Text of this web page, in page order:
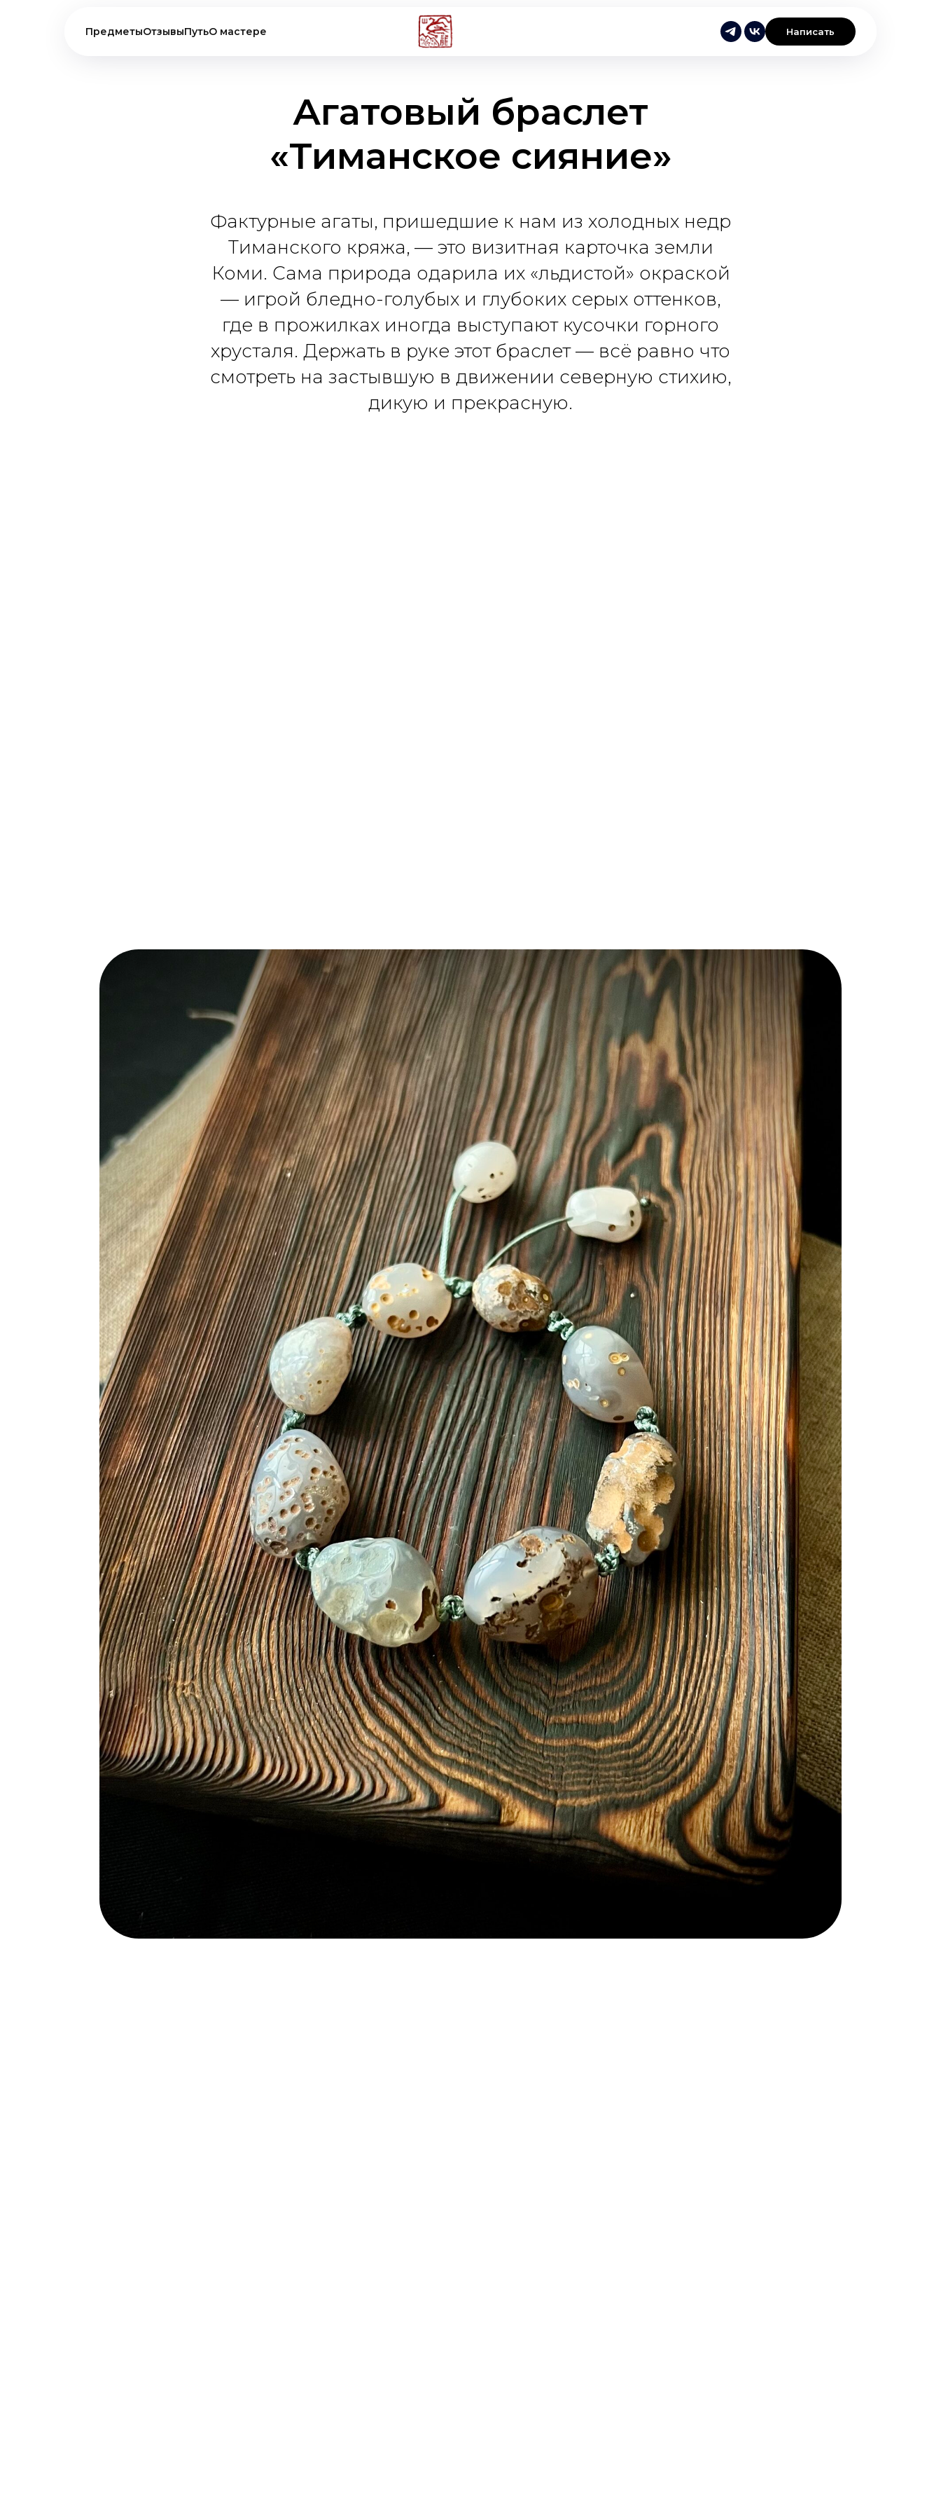
ПредметыОтзывыПутьО мастере Написать
Агатовый браслет
«Тиманское сияние»
Фактурные агаты, пришедшие к нам из холодных недр
Тиманского кряжа, — это визитная карточка земли
Коми. Сама природа одарила их «льдистой» окраской
— игрой бледно-голубых и глубоких серых оттенков,
где в прожилках иногда выступают кусочки горного
хрусталя. Держать в руке этот браслет — всё равно что
смотреть на застывшую в движении северную стихию,
дикую и прекрасную.